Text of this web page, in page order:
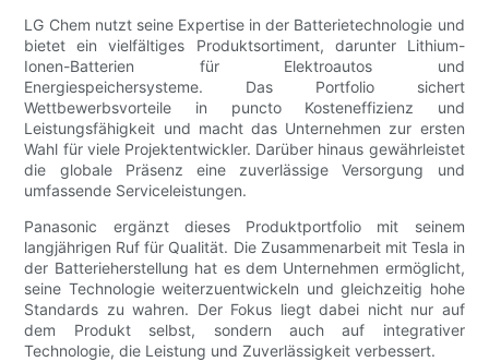
LG Chem nutzt seine Expertise in der Batterietechnologie und
bietet ein vielfältiges Produktsortiment, darunter Lithium-
Ionen-Batterien für Elektroautos und
Energiespeichersysteme. Das Portfolio sichert
Wettbewerbsvorteile in puncto Kosteneffizienz und
Leistungsfähigkeit und macht das Unternehmen zur ersten
Wahl für viele Projektentwickler. Darüber hinaus gewährleistet
die globale Präsenz eine zuverlässige Versorgung und
umfassende Serviceleistungen.
Panasonic ergänzt dieses Produktportfolio mit seinem
langjährigen Ruf für Qualität. Die Zusammenarbeit mit Tesla in
der Batterieherstellung hat es dem Unternehmen ermöglicht,
seine Technologie weiterzuentwickeln und gleichzeitig hohe
Standards zu wahren. Der Fokus liegt dabei nicht nur auf
dem Produkt selbst, sondern auch auf integrativer
Technologie, die Leistung und Zuverlässigkeit verbessert.